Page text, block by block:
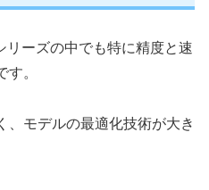
ーズの中でも特に精度と速
。
、モデルの最適化技術が大き